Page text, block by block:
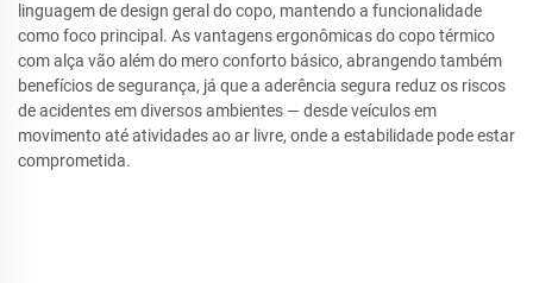
linguagem de design geral do copo, mantendo a funcionalidade
como foco principal. As vantagens ergonômicas do copo térmico
com alça vão além do mero conforto básico, abrangendo também
benefícios de segurança, já que a aderência segura reduz os riscos
de acidentes em diversos ambientes — desde veículos em
movimento até atividades ao ar livre, onde a estabilidade pode estar
comprometida.